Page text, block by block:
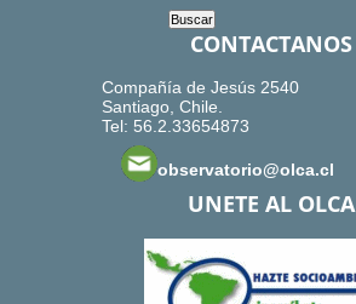
CONTACTANOS
Compañía de Jesús 2540
Santiago, Chile.
Tel: 56.2.33654873
observatorio@olca.cl
UNETE AL OLCA